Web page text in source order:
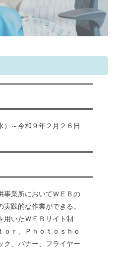
）～令和９年２月２６日
事業所においてＷＥＢの
践的な作業ができる。
用いたＷＥＢサイト制
ｏｒ、Ｐｈｏｔｏｓｈｏ
ク、バナー、フライヤー